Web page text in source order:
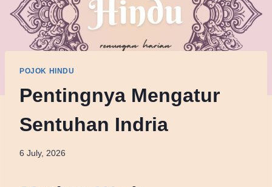
POJOK HINDU
Pentingnya Mengatur
Sentuhan Indria
6 July, 2026